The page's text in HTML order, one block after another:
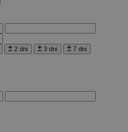
2 dni 3 dni 7 dni